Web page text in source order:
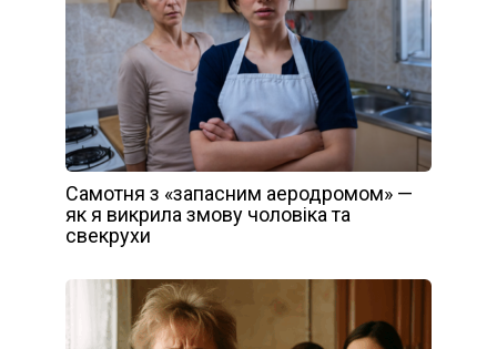
Самотня з «запасним аеродромом» —
як я викрила змову чоловіка та
свекрухи